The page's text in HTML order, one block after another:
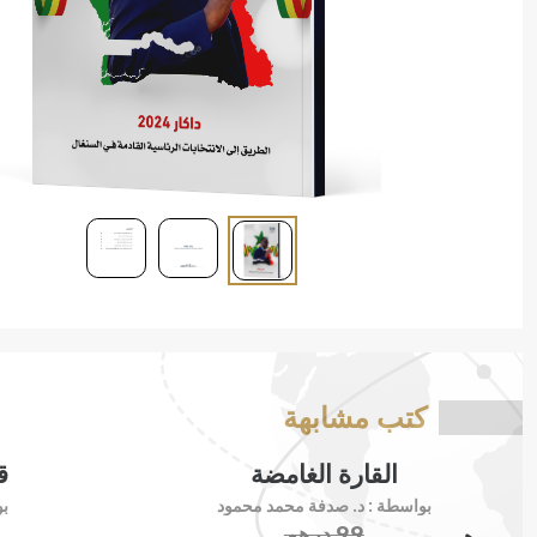
كتب مشابهة
القارة الغامضة
بواسطة :د. صدفة محمد محمود